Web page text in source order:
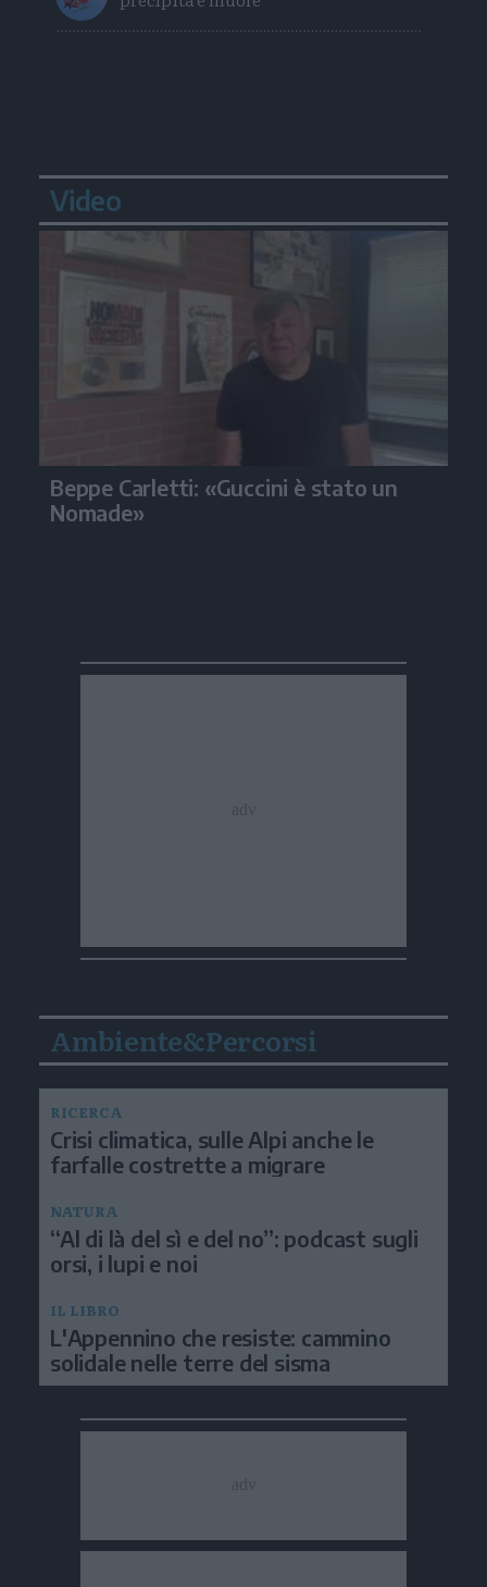
Video
Beppe Carletti: «Guccini è stato un
Nomade»
Ambiente&Percorsi
RICERCA
Crisi climatica, sulle Alpi anche le
farfalle costrette a migrare
NATURA
“Al di là del sì e del no”: podcast sugli
orsi, i lupi e noi
IL LIBRO
L'Appennino che resiste: cammino
solidale nelle terre del sisma